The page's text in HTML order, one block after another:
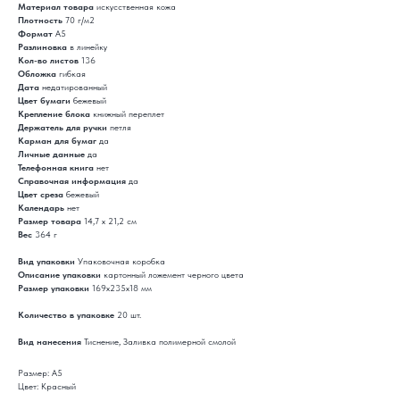
Материал товара искусственная кожа
Плотность 70 г/м2
Формат A5
Разлиновка в линейку
Кол-во листов 136
Обложка гибкая
Дата недатированный
Цвет бумаги бежевый
Крепление блока книжный переплет
Держатель для ручки петля
Карман для бумаг да
Личные данные да
Телефонная книга нет
Справочная информация да
Цвет среза бежевый
Календарь нет
Размер товара 14,7 х 21,2 см
Вес 364 г
Вид упаковки Упаковочная коробка
Описание упаковки картонный ложемент черного цвета
Размер упаковки 169x235x18 мм
Количество в упаковке 20 шт.
Вид нанесения Тиснение, Заливка полимерной смолой
Размер: А5
Цвет: Красный